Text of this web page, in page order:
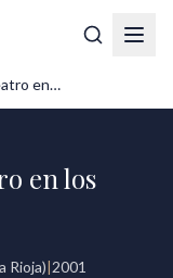
Economía, negocio y teatro en los siglos...
en los
Rioja)|2001